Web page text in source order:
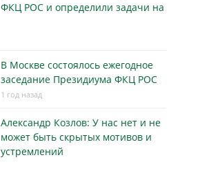
ФКЦ РОС и определили задачи на
В Москве состоялось ежегодное
заседание Президиума ФКЦ РОС
1 год назад
Александр Козлов: У нас нет и не
может быть скрытых мотивов и
устремлений